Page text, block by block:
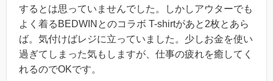
するとは思っていませんでした。しかしアウターでも
よく着るBEDWINとのコラボ T-shirtがあと2枚とあら
ば。気付けばレジに立っていました。少しお金を使い
過ぎてしまった気もしますが、仕事の疲れを癒してく
れるのでOKです。